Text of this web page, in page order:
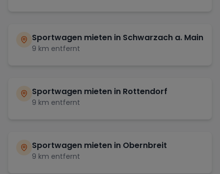
Sportwagen mieten in Schwarzach a. Main
9 km entfernt
Sportwagen mieten in Rottendorf
9 km entfernt
Sportwagen mieten in Obernbreit
9 km entfernt